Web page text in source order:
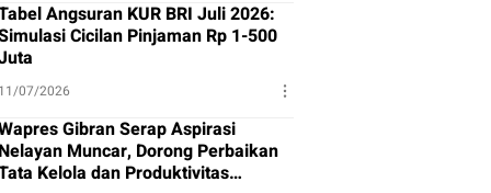
Angsuran KUR BRI Juli 2026:
Cicilan Pinjaman Rp 1-500
11/07/2026
Gibran Serap Aspirasi
Nelayan Muncar, Dorong Perbaikan
Kelola dan Produktivitas